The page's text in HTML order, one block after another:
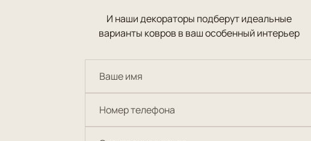
И наши декораторы подберут идеальные
варианты ковров в ваш особенный интерьер